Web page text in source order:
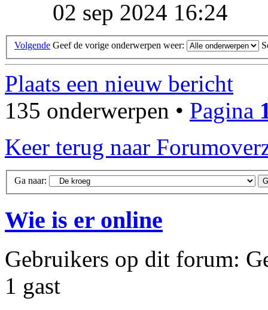
02 sep 2024 16:24
Volgende Geef de vorige onderwerpen weer:
Plaats een nieuw bericht
135 onderwerpen • Pagina
Keer terug naar
Ga naar:
Wie is er online
Gebruikers op dit forum:
1 gast